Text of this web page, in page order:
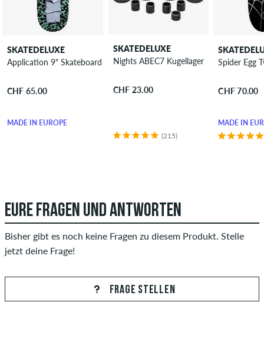
SKATEDELUXE
Application 9" Skateboard Deck
CHF 65.00
MADE IN EUROPE
SKATEDELUXE
Nights ABEC7 Kugellager
CHF 23.00
(215)
Spider Egg
CHF 70.00
MADE IN
EURE FRAGEN UND ANTWORTEN
Bisher gibt es noch keine Fragen zu diesem Produkt. Stelle
jetzt deine Frage!
FRAGE STELLEN